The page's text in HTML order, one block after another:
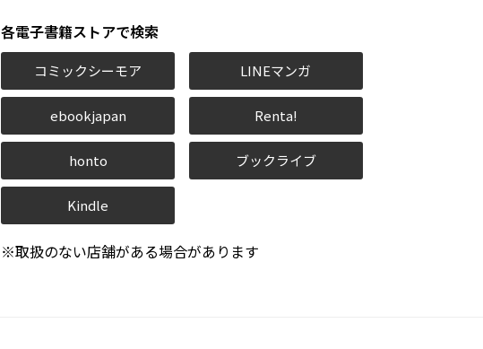
各電子書籍ストアで検索
コミックシーモア LINEマンガ
ebookjapan Renta!
honto ブックライブ
Kindle
※取扱のない店舗がある場合があります